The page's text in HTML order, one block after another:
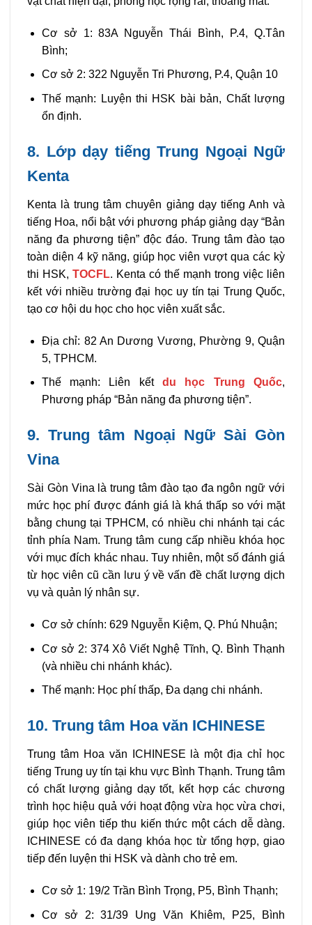
Cơ sở 1: 83A Nguyễn Thái Bình, P.4, Q.Tân
Bình;
Cơ sở 2: 322 Nguyễn Tri Phương, P.4, Quận 10
Thế mạnh: Luyện thi HSK bài bản, Chất lượng
ổn định.
8. Lớp dạy tiếng Trung Ngoại Ngữ
Kenta
Kenta là trung tâm chuyên giảng dạy tiếng Anh và
tiếng Hoa, nổi bật với phương pháp giảng dạy “Bản
năng đa phương tiện” độc đáo. Trung tâm đào tạo
toàn diện 4 kỹ năng, giúp học viên vượt qua các kỳ
thi HSK, TOCFL. Kenta có thế mạnh trong việc liên
kết với nhiều trường đại học uy tín tại Trung Quốc,
tạo cơ hội du học cho học viên xuất sắc.
Địa chỉ: 82 An Dương Vương, Phường 9, Quận
5, TPHCM.
Thế mạnh: Liên kếtdu học Trung Quốc,
Phương pháp “Bản năng đa phương tiện”.
9. Trung tâm Ngoại Ngữ Sài Gòn
Vina
Sài Gòn Vina là trung tâm đào tạo đa ngôn ngữ với
mức học phí được đánh giá là khá thấp so với mặt
bằng chung tại TPHCM, có nhiều chi nhánh tại các
tỉnh phía Nam. Trung tâm cung cấp nhiều khóa học
với mục đích khác nhau. Tuy nhiên, một số đánh giá
từ học viên cũ cần lưu ý về vấn đề chất lượng dịch
vụ và quản lý nhân sự.
Cơ sở chính: 629 Nguyễn Kiệm, Q. Phú Nhuận;
Cơ sở 2: 374 Xô Viết Nghệ Tĩnh, Q. Bình Thạnh
(và nhiều chi nhánh khác).
Thế mạnh: Học phí thấp, Đa dạng chi nhánh.
10. Trung tâm Hoa văn ICHINESE
Trung tâm Hoa văn ICHINESE là một địa chỉ học
tiếng Trung uy tín tại khu vực Bình Thạnh. Trung tâm
có chất lượng giảng dạy tốt, kết hợp các chương
trình học hiệu quả với hoạt động vừa học vừa chơi,
giúp học viên tiếp thu kiến thức một cách dễ dàng.
ICHINESE có đa dạng khóa học từ tổng hợp, giao
tiếp đến luyện thi HSK và dành cho trẻ em.
Cơ sở 1: 19/2 Trần Bình Trọng, P5, Bình Thạnh;
Cơ sở 2: 31/39 Ung Văn Khiêm, P25, Bình